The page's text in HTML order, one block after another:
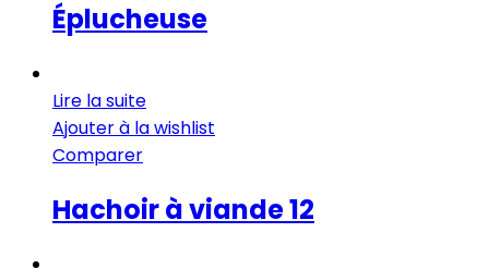
Éplucheuse
Lire la suite
Ajouter à la wishlist
Comparer
Hachoir à viande 12